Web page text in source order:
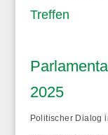
Treffen
2025
Politischer Dialog